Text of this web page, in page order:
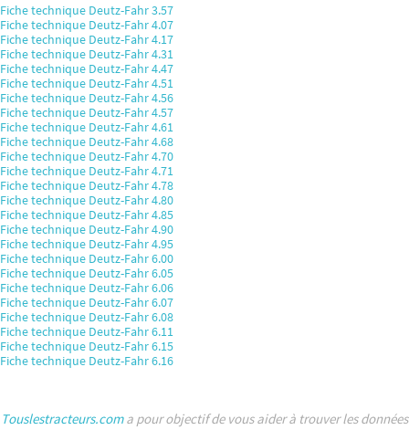
Fiche technique Deutz-Fahr 3.57
Fiche technique Deutz-Fahr 4.07
Fiche technique Deutz-Fahr 4.17
Fiche technique Deutz-Fahr 4.31
Fiche technique Deutz-Fahr 4.47
Fiche technique Deutz-Fahr 4.51
Fiche technique Deutz-Fahr 4.56
Fiche technique Deutz-Fahr 4.57
Fiche technique Deutz-Fahr 4.61
Fiche technique Deutz-Fahr 4.68
Fiche technique Deutz-Fahr 4.70
Fiche technique Deutz-Fahr 4.71
Fiche technique Deutz-Fahr 4.78
Fiche technique Deutz-Fahr 4.80
Fiche technique Deutz-Fahr 4.85
Fiche technique Deutz-Fahr 4.90
Fiche technique Deutz-Fahr 4.95
Fiche technique Deutz-Fahr 6.00
Fiche technique Deutz-Fahr 6.05
Fiche technique Deutz-Fahr 6.06
Fiche technique Deutz-Fahr 6.07
Fiche technique Deutz-Fahr 6.08
Fiche technique Deutz-Fahr 6.11
Fiche technique Deutz-Fahr 6.15
Fiche technique Deutz-Fahr 6.16
Touslestracteurs.coma pour objectif de vous aider à trouver les données